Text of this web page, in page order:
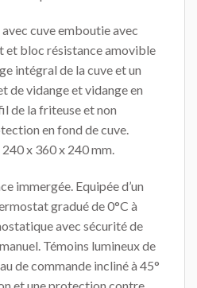
cuve emboutie avec
et bloc résistance amovible
intégral de la cuve et un
de vidange et vidange en
de la friteuse et non
en fond de cuve.
x 360 x 240 mm.
immergée. Equipée d’un
gradué de 0°C à
avec sécurité de
Témoins lumineux de
de commande incliné à 45°